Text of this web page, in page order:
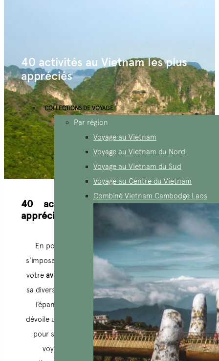
COLLECTIONS DE VOYAGE
Par région
Voyage au Vietnam
Voyage au Vietnam du Nord
Voyage au Vietnam du Sud
Voyage au Centre du Vietnam
Combiné Vietnam Cambodge Laos
40 activités au Vietnam les plus
appréciés
40 activités au Vietnam les plus
appréciés
En posant le pied au Vietnam, une certitude
s’impose : l’ennui ne trouvera jamais sa place dans
votre aventure.
La perle de l’Asie du Sud-Est, avec
sa diversité géographique, sa richesse culturelle et
l’épanouissement de son secteur touristique,
dévoile un éventail infini d’options, toutes conçues
pour satisfaire les goûts les plus exigeants des
voyageurs. Que vous soyez un passionné